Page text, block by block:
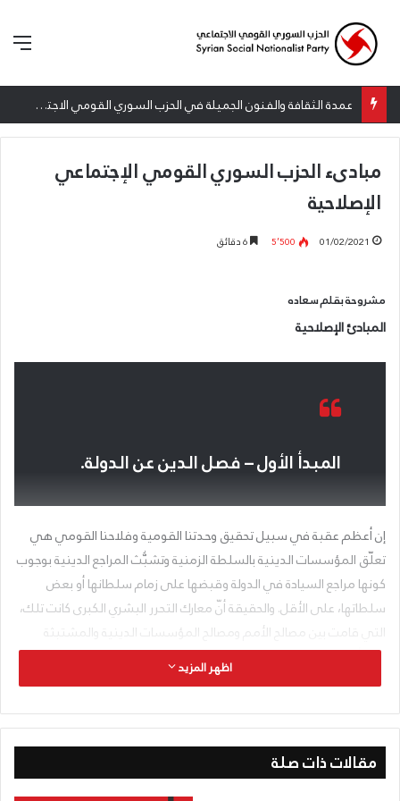
عمدة الثقافة والفنون الجميلة في الحزب السوري القومي الاجتماعي تعلن نتائج الدورة الخامسة من جائزة أنطون سعاده الأدبية
مبادىء الحزب السوري القومي الإجتماعي
الإصلاحية
01/02/2021 5٬500
مشروحة بقلم سعاده
المبادئ الإصلاحية
المبدأ الأول – فصل الدين عن الدولة.
إن أعظم عقبة في سبيل تحقيق وحدتنا القومية وفلاحنا القومي هي
تعلّق المؤسسات الدينية بالسلطة الزمنية وتشبُّث المراجع الدينية بوجوب
كونها مراجع السيادة في الدولة وقبضها على زمام سلطانها أو بعض
سلطاتها، على الأقل. والحقيقة أنّ معارك التحرر البشري الكبرى كانت تلك،
التي قامت بين مصالح الأمم ومصالح المؤسسات الدينية والمشتبثة
بمبدأ الحق الإلهي والشرع الإلهي في حكم الشعوب والقضاء فيها. وهو
مبدأ خطر استعبد الشعوب للمؤسسات الدينية استعباداً أرهقها. ولم
استعملته الملكية المقدسة ايضاً، التي ادّعت استمداد سلطانها من إراد
الله وتأييد المؤسسات الدينية لا من الشعب.
اظهر المزيد
مقالات ذات صلة